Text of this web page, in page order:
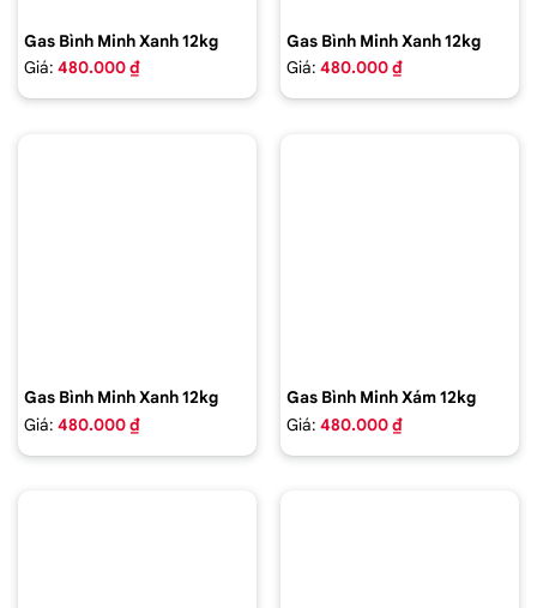
Gas Bình Minh Xanh 12kg
Giá: 480.000 ₫
Gas Bình Minh Xanh 12kg
Giá: 480.000 ₫
Gas Bình Minh Xanh 12kg
Giá: 480.000 ₫
Gas Bình Minh Xám 12kg
Giá: 480.000 ₫